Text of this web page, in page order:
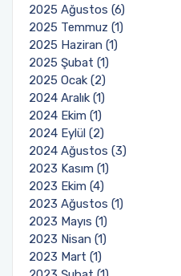
2025 Ağustos (6)
2025 Temmuz (1)
2025 Haziran (1)
2025 Şubat (1)
2025 Ocak (2)
2024 Aralık (1)
2024 Ekim (1)
2024 Eylül (2)
2024 Ağustos (3)
2023 Kasım (1)
2023 Ekim (4)
2023 Ağustos (1)
2023 Mayıs (1)
2023 Nisan (1)
2023 Mart (1)